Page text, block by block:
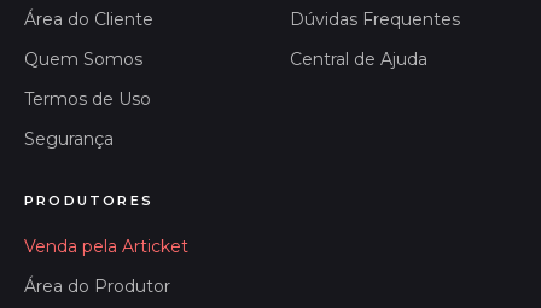
Área do Cliente
Quem Somos
Termos de Uso
Segurança
Dúvidas Frequentes
Central de Ajuda
PRODUTORES
Venda pela Articket
Área do Produtor